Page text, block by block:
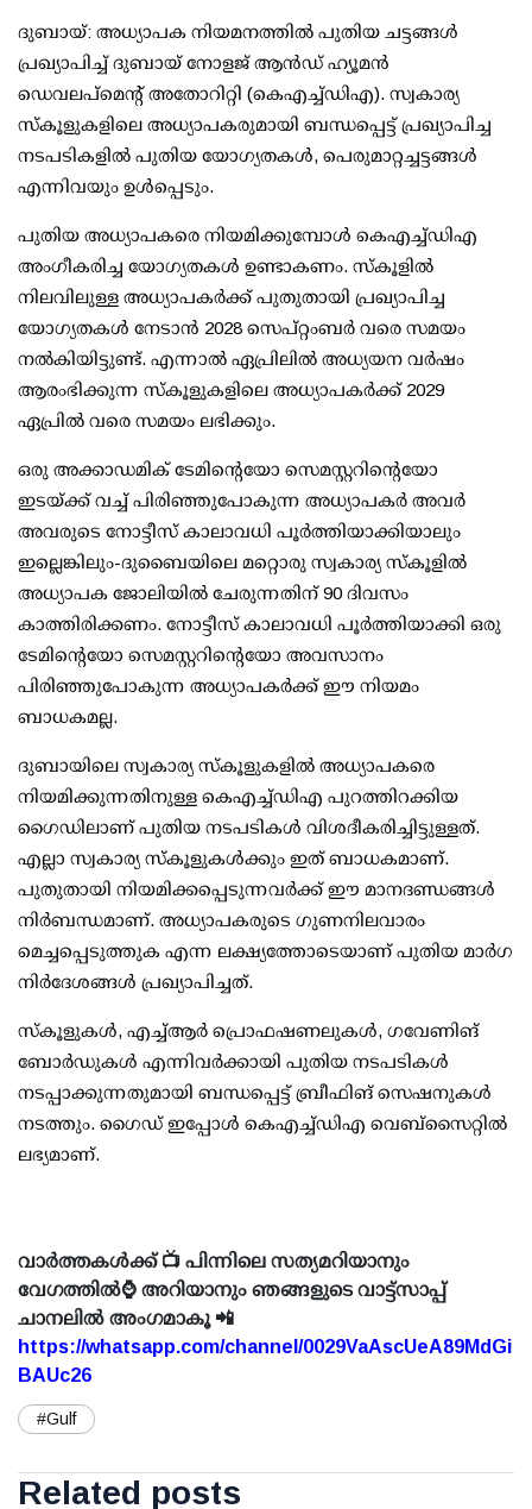
ദുബായ്: അധ്യാപക നിയമനത്തില്‍ പുതിയ ചട്ടങ്ങള്‍
പ്രഖ്യാപിച്ച് ദുബായ് നോളജ് ആന്‍ഡ് ഹ്യൂമന്‍
ഡെവലപ്മെന്റ് അതോറിറ്റി (കെഎച്ച്ഡിഎ). സ്വകാര്യ
സ്‌കൂളുകളിലെ അധ്യാപകരുമായി ബന്ധപ്പെട്ട് പ്രഖ്യാപിച്ച
നടപടികളില്‍ പുതിയ യോഗ്യതകള്‍, പെരുമാറ്റച്ചട്ടങ്ങള്‍
എന്നിവയും ഉള്‍പ്പെടും.
പുതിയ അധ്യാപകരെ നിയമിക്കുമ്പോള്‍ കെഎച്ച്ഡിഎ
അംഗീകരിച്ച യോഗ്യതകള്‍ ഉണ്ടാകണം. സ്‌കൂളില്‍
നിലവിലുള്ള അധ്യാപകര്‍ക്ക് പുതുതായി പ്രഖ്യാപിച്ച
യോഗ്യതകള്‍ നേടാന്‍ 2028 സെപ്റ്റംബര്‍ വരെ സമയം
നല്‍കിയിട്ടുണ്ട്. എന്നാല്‍ ഏപ്രിലില്‍ അധ്യയന വര്‍ഷം
ആരംഭിക്കുന്ന സ്‌കൂളുകളിലെ അധ്യാപകര്‍ക്ക് 2029
ഏപ്രില്‍ വരെ സമയം ലഭിക്കും.
ഒരു അക്കാഡമിക് ടേമിന്റെയോ സെമസ്റ്ററിന്റെയോ
ഇടയ്ക്ക് വച്ച് പിരിഞ്ഞുപോകുന്ന അധ്യാപകര്‍ അവര്‍
അവരുടെ നോട്ടീസ് കാലാവധി പൂര്‍ത്തിയാക്കിയാലും
ഇല്ലെങ്കിലും-ദുബൈയിലെ മറ്റൊരു സ്വകാര്യ സ്‌കൂളില്‍
അധ്യാപക ജോലിയില്‍ ചേരുന്നതിന് 90 ദിവസം
കാത്തിരിക്കണം. നോട്ടീസ് കാലാവധി പൂര്‍ത്തിയാക്കി ഒരു
ടേമിന്റെയോ സെമസ്റ്ററിന്റെയോ അവസാനം
പിരിഞ്ഞുപോകുന്ന അധ്യാപകര്‍ക്ക് ഈ നിയമം
ബാധകമല്ല.
ദുബായിലെ സ്വകാര്യ സ്‌കൂളുകളില്‍ അധ്യാപകരെ
നിയമിക്കുന്നതിനുള്ള കെഎച്ച്ഡിഎ പുറത്തിറക്കിയ
ഗൈഡിലാണ് പുതിയ നടപടികള്‍ വിശദീകരിച്ചിട്ടുള്ളത്.
എല്ലാ സ്വകാര്യ സ്‌കൂളുകള്‍ക്കും ഇത് ബാധകമാണ്.
പുതുതായി നിയമിക്കപ്പെടുന്നവര്‍ക്ക് ഈ മാനദണ്ഡങ്ങള്‍
നിര്‍ബന്ധമാണ്. അധ്യാപകരുടെ ഗുണനിലവാരം
മെച്ചപ്പെടുത്തുക എന്ന ലക്ഷ്യത്തോടെയാണ് പുതിയ മാര്‍ഗ
നിര്‍ദേശങ്ങള്‍ പ്രഖ്യാപിച്ചത്.
സ്‌കൂളുകള്‍, എച്ച്ആര്‍ പ്രൊഫഷണലുകള്‍, ഗവേണിങ്
ബോര്‍ഡുകള്‍ എന്നിവര്‍ക്കായി പുതിയ നടപടികള്‍
നടപ്പാക്കുന്നതുമായി ബന്ധപ്പെട്ട് ബ്രീഫിങ് സെഷനുകള്‍
നടത്തും. ഗൈഡ് ഇപ്പോള്‍ കെഎച്ച്ഡിഎ വെബ്സൈറ്റില്‍
ലഭ്യമാണ്.
വാർത്തകൾക്ക് 📺 പിന്നിലെ സത്യമറിയാനും
വേഗത്തിൽ⌚ അറിയാനും ഞങ്ങളുടെ വാട്ട്സാപ്പ്
ചാനലിൽ അംഗമാകൂ 📲
https://whatsapp.com/channel/0029VaAscUeA89MdGi
BAUc26
#Gulf
Related posts